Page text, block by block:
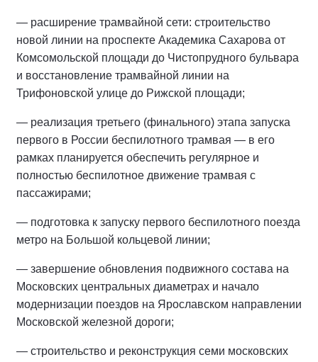
— расширение трамвайной сети: строительство
новой линии на проспекте Академика Сахарова от
Комсомольской площади до Чистопрудного бульвара
и восстановление трамвайной линии на
Трифоновской улице до Рижской площади;
— реализация третьего (финального) этапа запуска
первого в России беспилотного трамвая — в его
рамках планируется обеспечить регулярное и
полностью беспилотное движение трамвая с
пассажирами;
— подготовка к запуску первого беспилотного поезда
метро на Большой кольцевой линии;
— завершение обновления подвижного состава на
Московских центральных диаметрах и начало
модернизации поездов на Ярославском направлении
Московской железной дороги;
— строительство и реконструкция семи московских